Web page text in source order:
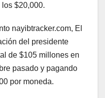
$20,000.
nayibtracker.com, El
del presidente
de $105 millones en
pasado y pagando
por moneda.